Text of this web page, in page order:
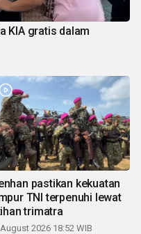
KIA gratis dalam
pastikan kekuatan
TNI terpenuhi lewat
trimatra
2026 18:52 WIB